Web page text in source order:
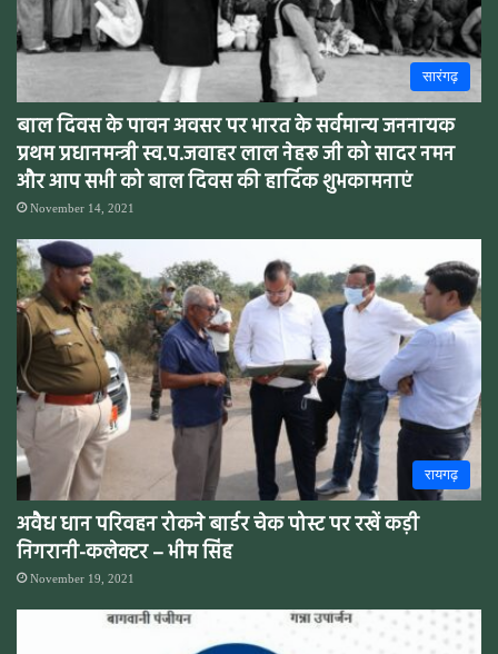
सारंगढ़
बाल दिवस के पावन अवसर पर भारत के सर्वमान्य जननायक
प्रथम प्रधानमन्त्री स्व.प.जवाहर लाल नेहरू जी को सादर नमन
और आप सभी को बाल दिवस की हार्दिक शुभकामनाएं
November 14, 2021
रायगढ़
अवैध धान परिवहन रोकने बार्डर चेक पोस्ट पर रखें कड़ी
निगरानी-कलेक्टर – भीम सिंह
November 19, 2021